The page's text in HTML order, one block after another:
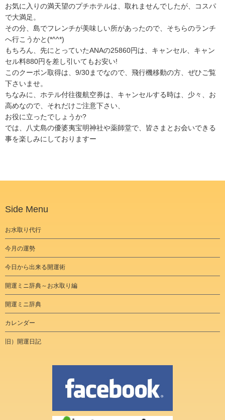
お気に入りの満天望のプチホテルは、取れませんでしたが、コスパ
で大満足。
その分、島でフレンチが美味しい所があったので、そちらのランチ
へ行こうかと(*^^*)
もちろん、先にとっていたANAの25860円は、キャンセル、キャン
セル料880円を差し引いてもお安い!
このクーポン取得は、9/30までなので、飛行機移動の方、ぜひご覧
下さいませ。
ちなみに、ホテル付往復航空券は、キャンセルする時は、少々、お
高めなので、それだけご注意下さい、
お役に立ったでしょうか?
では、八丈島の優婆夷宝明神社や薬師堂で、皆さまとお会いできる
事を楽しみにしておりますー
Side Menu
お水取り代行
今月の運勢
今日から出来る開運術
開運ミニ辞典～お水取り編
開運ミニ辞典
カレンダー
旧）開運日記